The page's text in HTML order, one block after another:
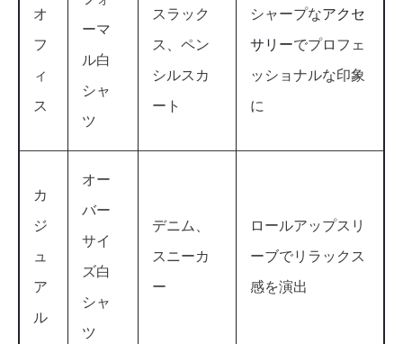
オ
フ
ィ
ス
ーマ
ル白
シャ
ツ
スラック
ス、ペン
シルスカ
ート
シャープなアクセ
サリーでプロフェ
ッショナルな印象
に
カ
ジ
ュ
ア
ル
オー
バー
サイ
ズ白
シャ
ツ
デニム、
スニーカ
ー
ロールアップスリ
ーブでリラックス
感を演出